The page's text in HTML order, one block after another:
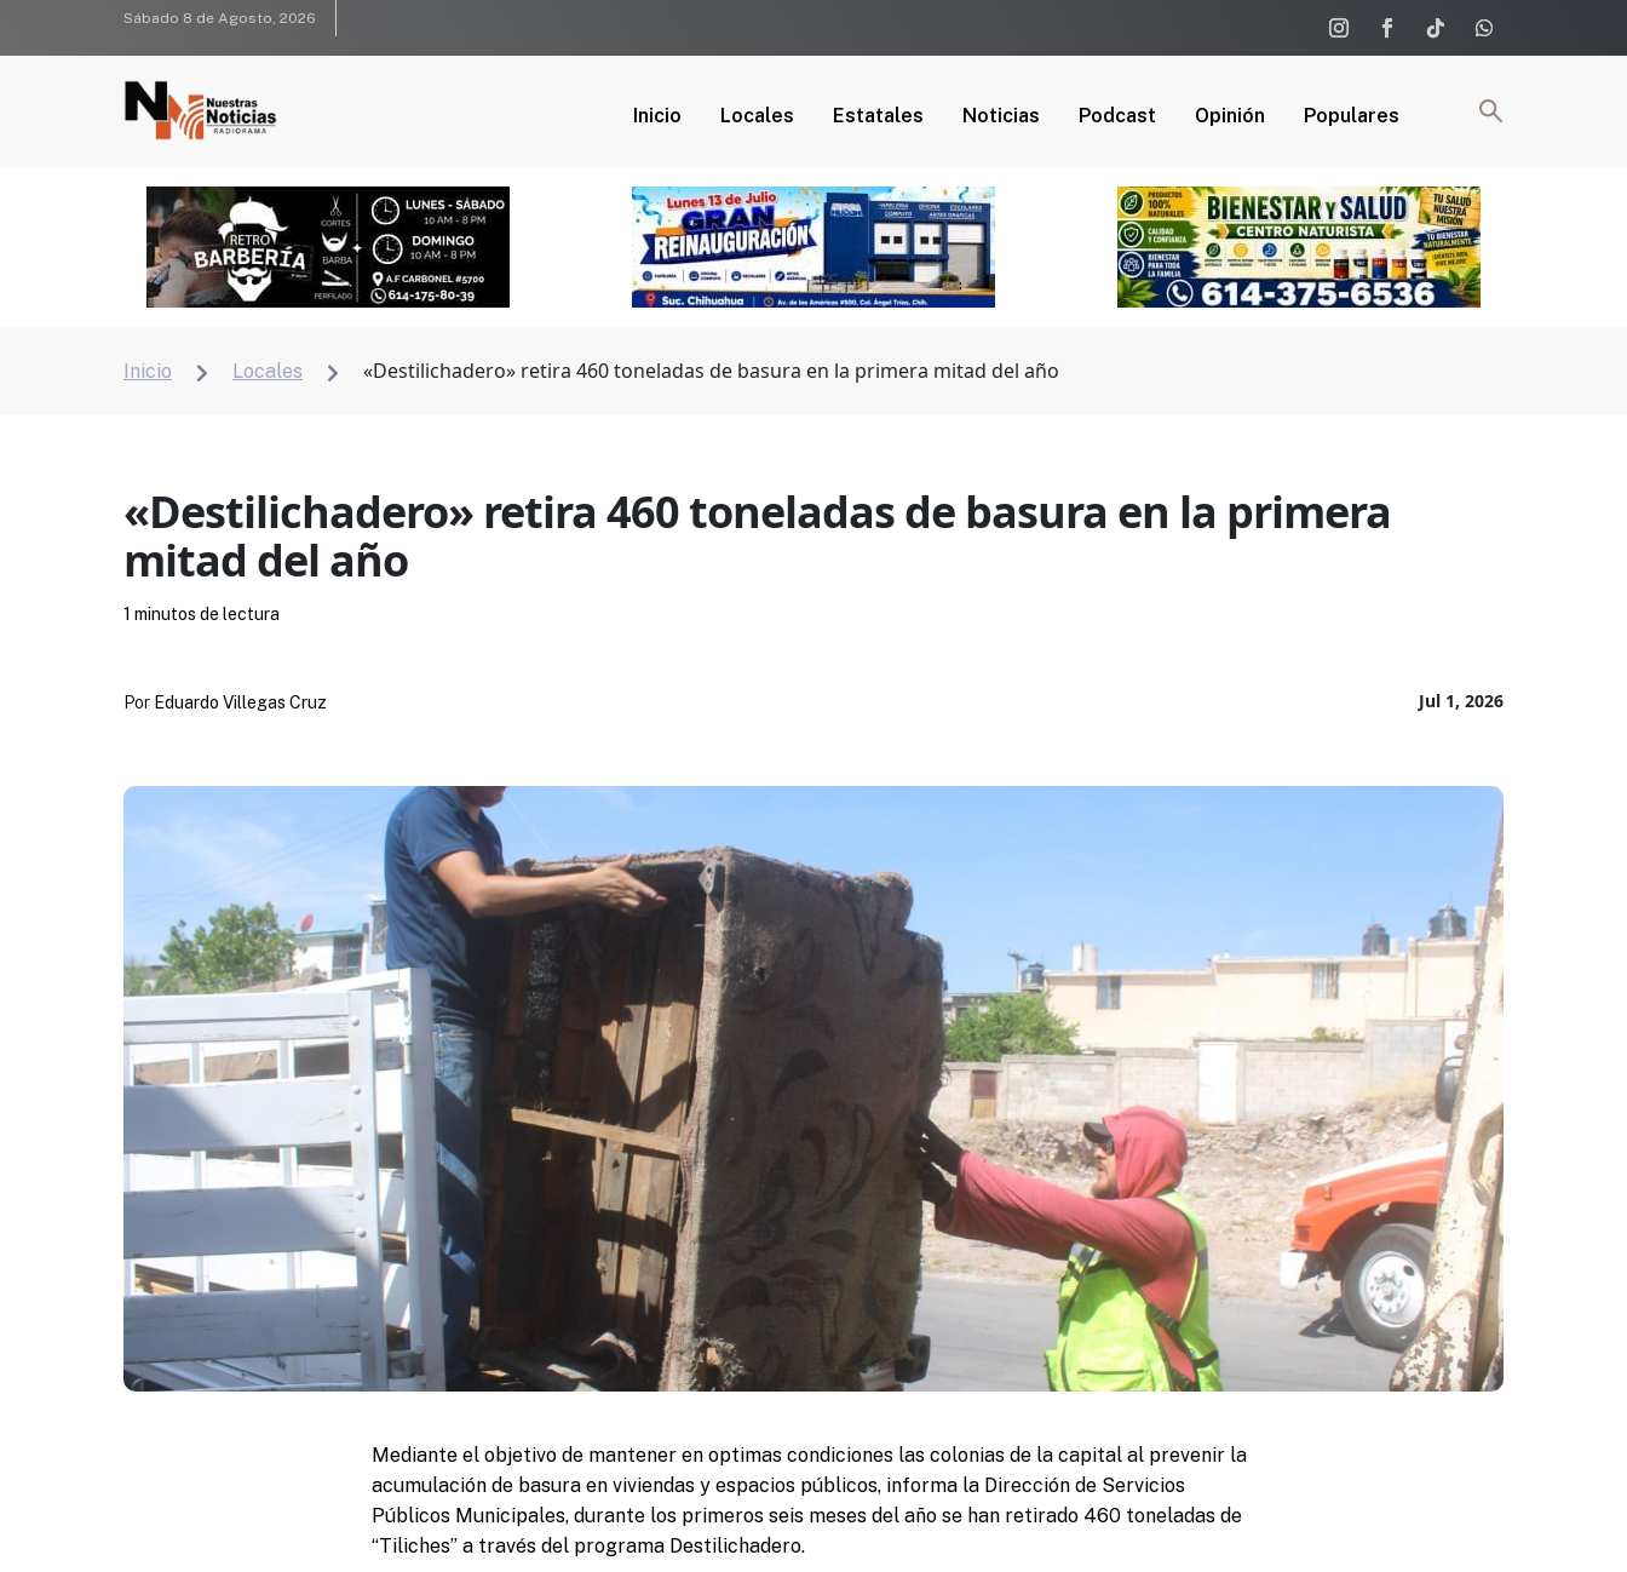
Sábado 8 de Agosto, 2026
Inicio Locales Estatales Noticias Podcast Opinión Populares
Inicio  Locales  «Destilichadero» retira 460 toneladas de basura en la primera mitad del año
«Destilichadero» retira 460 toneladas de basura en la primera
mitad del año
Jul 1, 2026
Por Eduardo Villegas Cruz
1 minutos de lectura
Mediante el objetivo de mantener en optimas condiciones las colonias de la capital al prevenir la
acumulación de basura en viviendas y espacios públicos, informa la Dirección de Servicios
Públicos Municipales, durante los primeros seis meses del año se han retirado 460 toneladas de
“Tiliches” a través del programa Destilichadero.